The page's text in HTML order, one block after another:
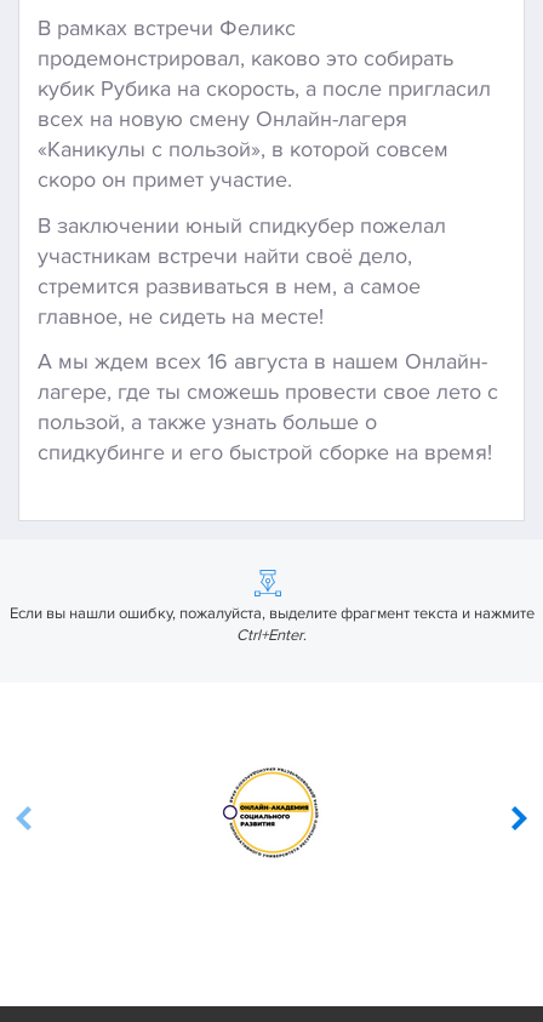
В рамках встречи Феликс
продемонстрировал, каково это собирать
кубик Рубика на скорость, а после пригласил
всех на новую смену Онлайн-лагеря
«Каникулы с пользой», в которой совсем
скоро он примет участие.
В заключении юный спидкубер пожелал
участникам встречи найти своё дело,
стремится развиваться в нем, а самое
главное, не сидеть на месте!
А мы ждем всех 16 августа в нашем Онлайн-
лагере, где ты сможешь провести свое лето с
пользой, а также узнать больше о
спидкубинге и его быстрой сборке на время!
Если вы нашли ошибку, пожалуйста, выделите фрагмент текста и нажмите
Ctrl+Enter.